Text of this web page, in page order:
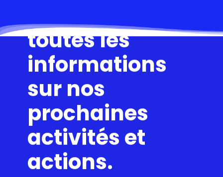
Retrouve ici
toutes les
informations
sur nos
prochaines
activités et
actions.